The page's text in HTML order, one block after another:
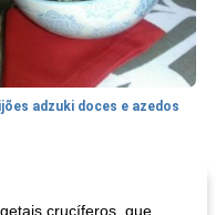
adzuki doces e azedos
crucíferos, que